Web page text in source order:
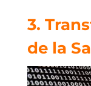
3.
de la